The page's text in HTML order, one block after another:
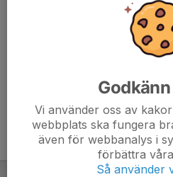
koordination, främst genom
Kläder: Träningskläder och
Vi använder oss av
webbplats ska fungera
även för webbanalys i
förbättra
Så använder